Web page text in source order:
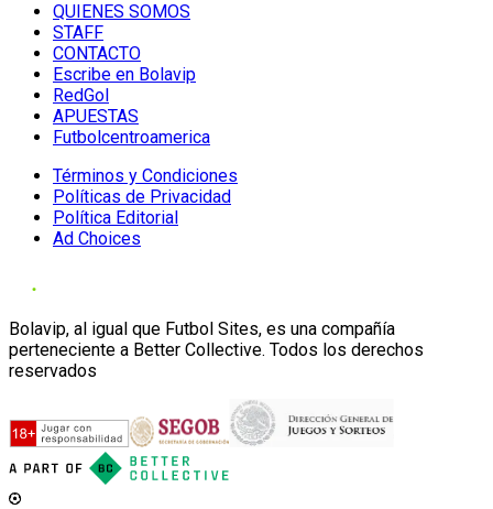
QUIENES SOMOS
STAFF
CONTACTO
Escribe en Bolavip
RedGol
APUESTAS
Futbolcentroamerica
Términos y Condiciones
Políticas de Privacidad
Política Editorial
Ad Choices
Bolavip, al igual que Futbol Sites, es una compañía
perteneciente a Better Collective. Todos los derechos
reservados